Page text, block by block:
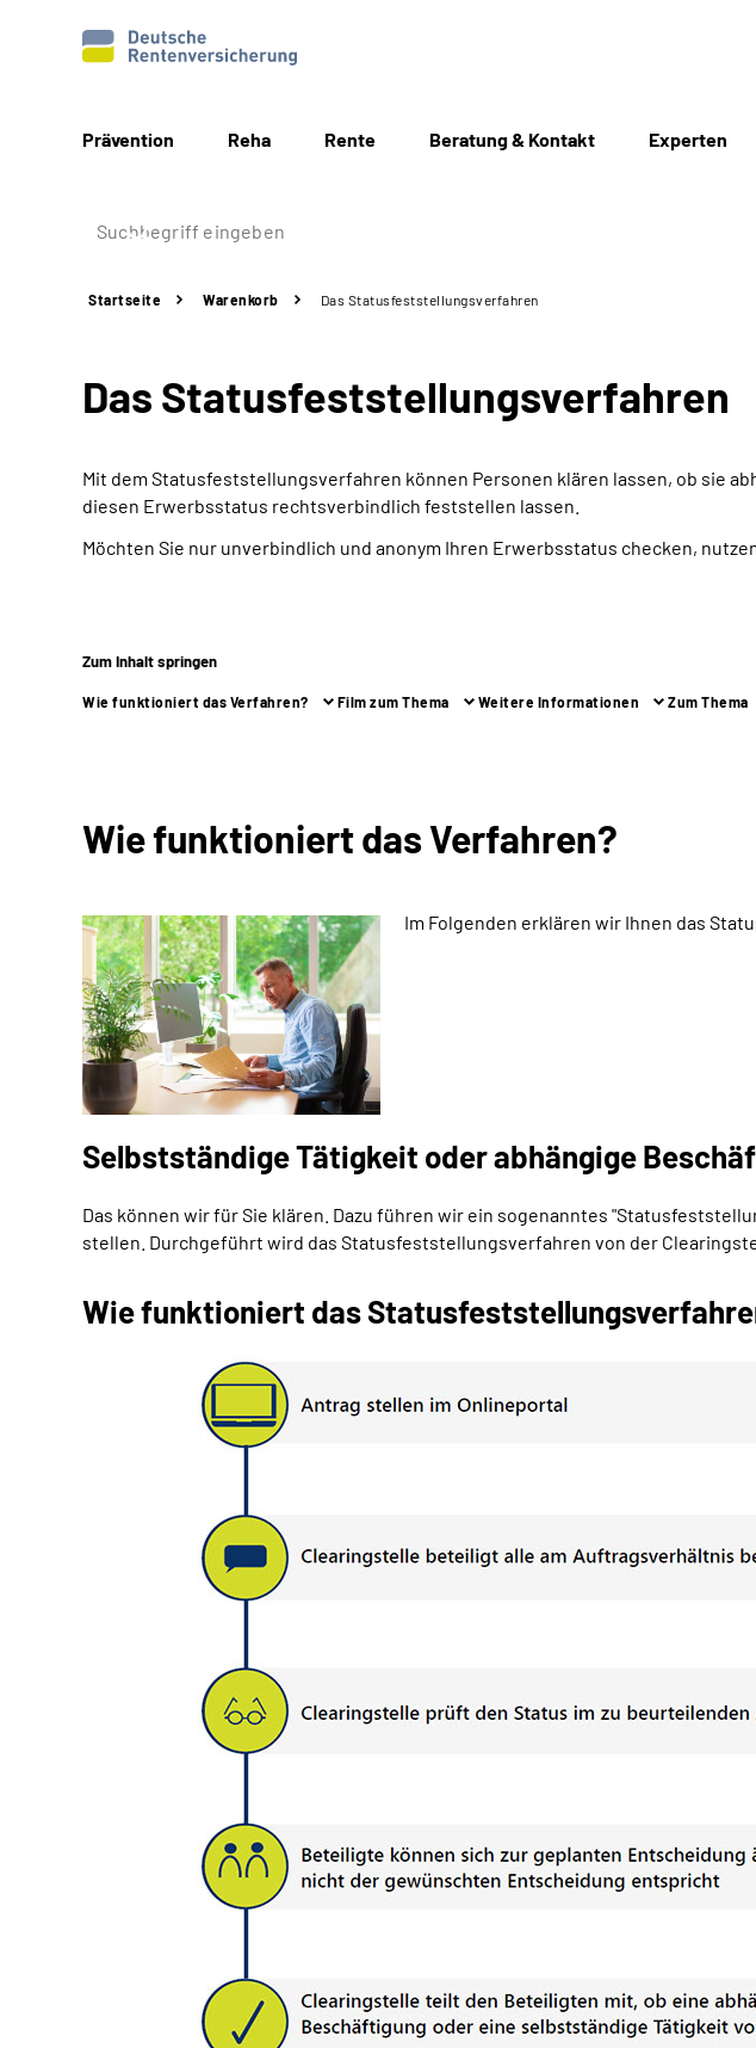
Prävention Reha Rente Beratung & Kontakt Experten
Startseite Warenkorb Das Statusfeststellungs­verfahren
Das Statusfeststellungs­verfahren
Mit dem Statusfeststellungsverfahren können Personen klären lassen, ob sie
diesen Erwerbsstatus rechtsverbindlich feststellen lassen.
Möchten Sie nur unverbindlich und anonym Ihren Erwerbsstatus checken,
Zum Inhalt springen
Wie funktioniert das Verfahren? Film zum Thema Weitere Informationen Zum Thema
Wie funktioniert das Verfahren?
Im Folgenden erklären wir Ihnen das
Selbstständige Tätigkeit oder abhängige
Das können wir für Sie klären. Dazu führen wir ein sogenanntes
stellen. Durchgeführt wird das Statusfeststellungsverfahren von der
Wie funktioniert das